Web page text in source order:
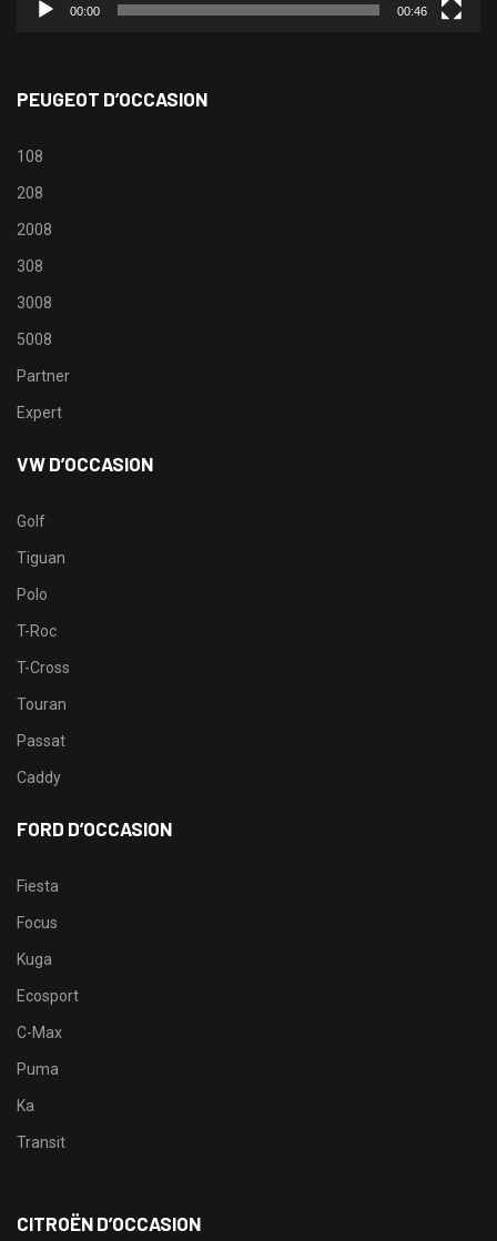
00:00 00:46
PEUGEOT D’OCCASION
108
208
2008
308
3008
5008
Partner
Expert
VW D’OCCASION
Golf
Tiguan
Polo
T-Roc
T-Cross
Touran
Passat
Caddy
FORD D’OCCASION
Fiesta
Focus
Kuga
Ecosport
C-Max
Puma
Ka
Transit
CITROËN D’OCCASION